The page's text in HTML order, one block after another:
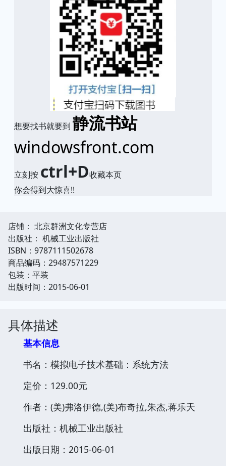
想要找书就要到 静流书站
windowsfront.com
立刻按 ctrl+D收藏本页
你会得到大惊喜!!
店铺： 北京群洲文化专营店
出版社： 机械工业出版社
ISBN：9787111502678
商品编码：29487571229
包装：平装
出版时间：2015-06-01
具体描述
基本信息
书名：模拟电子技术基础：系统方法
定价：129.00元
作者：(美)弗洛伊德,(美)布奇拉,朱杰,蒋乐夭
出版社：机械工业出版社
出版日期：2015-06-01